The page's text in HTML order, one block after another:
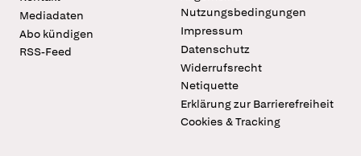
Mediadaten
Abo kündigen
RSS-Feed
Nutzungsbedingungen
Impressum
Datenschutz
Widerrufsrecht
Netiquette
Erklärung zur Barrierefreiheit
Cookies & Tracking